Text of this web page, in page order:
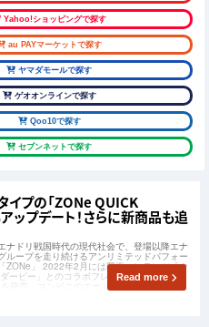
Yahoo!ショッピングで探す
au PAYマーケットで探す
ヤマダモールで探す
ゲオオンラインで探す
Qoo10で探す
セブンネットで探す
イプの「ZONe QUICK
ップデート！さらに新商品も追
ナドリ戦国時代の現代社会で、登場以降エナ
ループを走り続けるアンリミテッドパフォー
ZONe」 2022年2月には覇権コンテンツ「ウ
ービー」とのコラボフレーバー「ZONe
発売。コンビニのエナドリコーナーの一角
Read more